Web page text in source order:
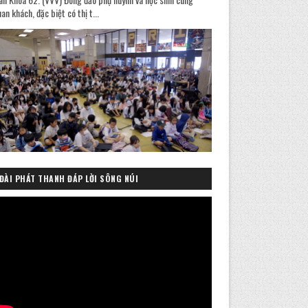
khách, đặc biệt có thị t...
PHÁT THANH ĐÁP LỜI SÔNG NÚI